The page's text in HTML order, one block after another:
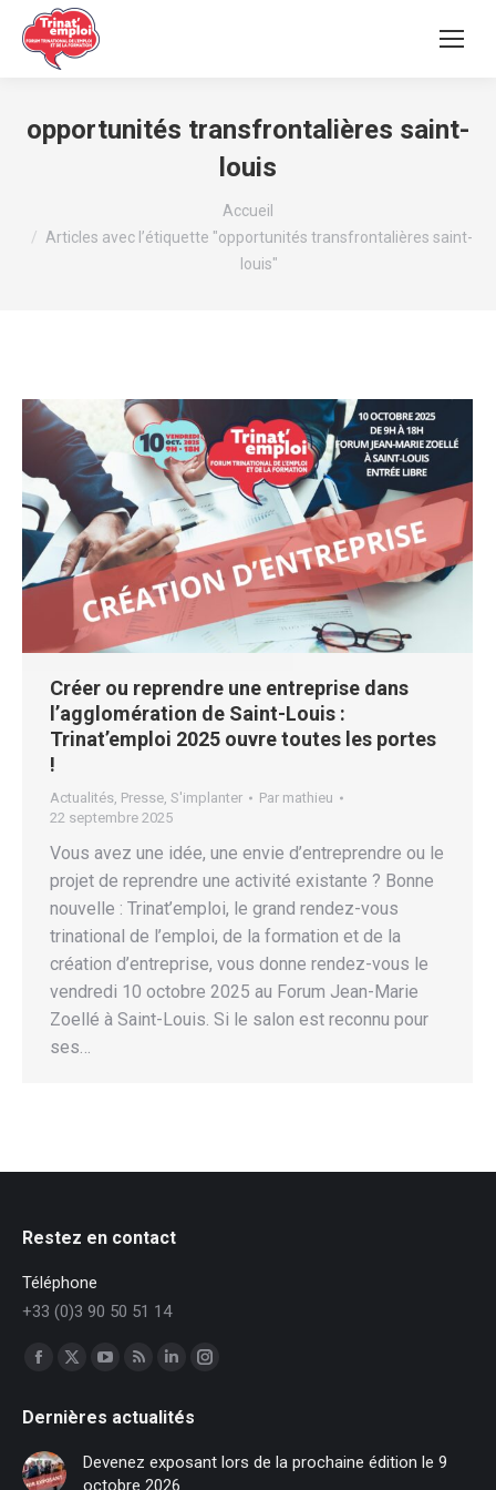
opportunités transfrontalières saint-
louis
Accueil
Articles avec l’étiquette "opportunités transfrontalières saint-
louis"
Créer ou reprendre une entreprise dans
l’agglomération de Saint-Louis :
Trinat’emploi 2025 ouvre toutes les portes
!
Actualités, Presse, S'implanter Par mathieu
22 septembre 2025
Vous avez une idée, une envie d’entreprendre ou le
projet de reprendre une activité existante ? Bonne
nouvelle : Trinat’emploi, le grand rendez-vous
trinational de l’emploi, de la formation et de la
création d’entreprise, vous donne rendez-vous le
vendredi 10 octobre 2025 au Forum Jean-Marie
Zoellé à Saint-Louis. Si le salon est reconnu pour
ses…
Restez en contact
Téléphone
+33 (0)3 90 50 51 14
Trouvez nous sur :
Facebook
opens
in
new
X
opens
new
opens
in
new
opens
in
new
LinkedIn
opens
in
new
Instagram
in
Dernières actualités
Devenez exposant lors de la prochaine édition le 9
octobre 2026